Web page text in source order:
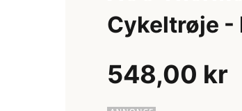
Cykeltrøje -
548,00 kr